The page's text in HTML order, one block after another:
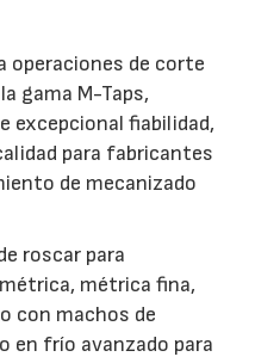
operaciones de corte
gama M-Taps,
excepcional fiabilidad,
para fabricantes
de mecanizado
roscar para
métrica fina,
con machos de
en frío avanzado para